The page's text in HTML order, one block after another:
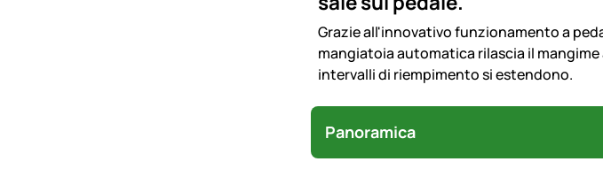
Grazie all'innovativo funzionamento a
mangiatoia automatica rilascia il
intervalli di riempimento si estendono.
Panoramica